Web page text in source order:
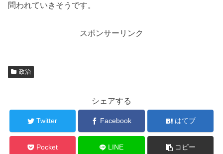
問われていきそうです。
スポンサーリンク
政治
シェアする
Twitter Facebook はてブ
Pocket LINE コピー